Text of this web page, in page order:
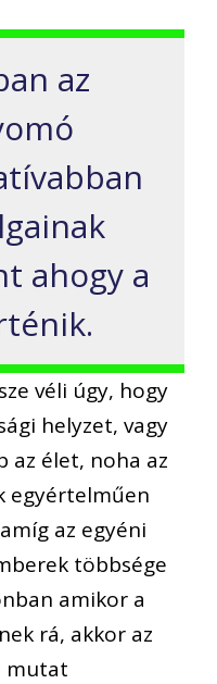
az
ahogy a
véli úgy, hogy
helyzet, vagy
az élet, noha az
egyértelműen
az egyéni
többsége
amikor a
rá, akkor az
mutat